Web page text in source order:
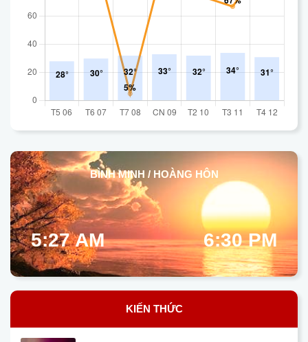
BÌNH MINH / HOÀNG HÔN
5:27 AM 6:30 PM
KIẾN THỨC